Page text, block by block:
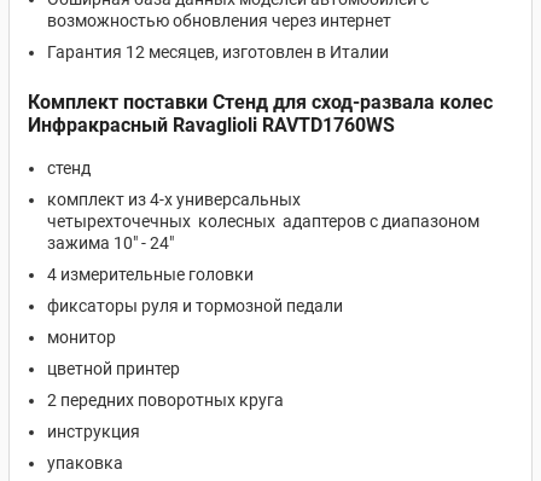
возможностью обновления через интернет
Гарантия 12 месяцев, изготовлен в Италии
Комплект поставки Стенд для сход-развала колес
Инфракрасный Ravaglioli RAVTD1760WS
стенд
комплект из 4-х универсальных
четырехточечных колесных адаптеров с диапазоном
зажима 10" - 24"
4 измерительные головки
фиксаторы руля и тормозной педали
монитор
цветной принтер
2 передних поворотных круга
инструкция
упаковка